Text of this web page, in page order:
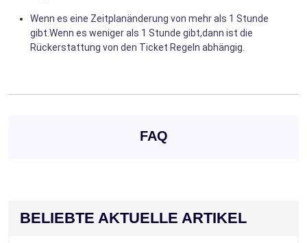
Wenn es eine Zeitplanänderung von mehr als 1 Stunde
gibt.Wenn es weniger als 1 Stunde gibt,dann ist die
Rückerstattung von den Ticket Regeln abhängig.
FAQ
BELIEBTE AKTUELLE ARTIKEL